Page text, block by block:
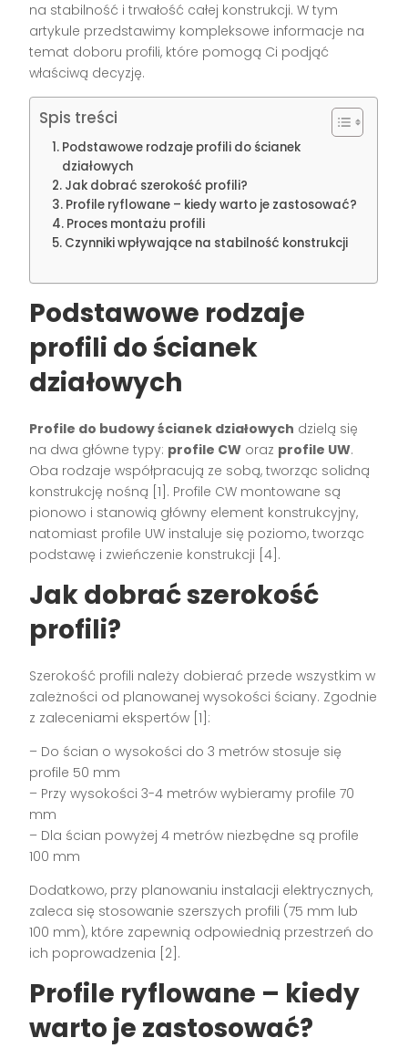
na stabilność i trwałość całej konstrukcji. W tym
artykule przedstawimy kompleksowe informacje na
temat doboru profili, które pomogą Ci podjąć
właściwą decyzję.
Spis treści
Podstawowe rodzaje profili do ścianek
działowych
Jak dobrać szerokość profili?
Profile ryflowane – kiedy warto je zastosować?
Proces montażu profili
Czynniki wpływające na stabilność konstrukcji
Podstawowe rodzaje
profili do ścianek
działowych
Profile do budowy ścianek działowych dzielą się
na dwa główne typy: profile CW oraz profile UW.
Oba rodzaje współpracują ze sobą, tworząc solidną
konstrukcję nośną [1]. Profile CW montowane są
pionowo i stanowią główny element konstrukcyjny,
natomiast profile UW instaluje się poziomo, tworząc
podstawę i zwieńczenie konstrukcji [4].
Jak dobrać szerokość
profili?
Szerokość profili należy dobierać przede wszystkim w
zależności od planowanej wysokości ściany. Zgodnie
z zaleceniami ekspertów [1]:
– Do ścian o wysokości do 3 metrów stosuje się
profile 50 mm
– Przy wysokości 3-4 metrów wybieramy profile 70
mm
– Dla ścian powyżej 4 metrów niezbędne są profile
100 mm
Dodatkowo, przy planowaniu instalacji elektrycznych,
zaleca się stosowanie szerszych profili (75 mm lub
100 mm), które zapewnią odpowiednią przestrzeń do
ich poprowadzenia [2].
Profile ryflowane – kiedy
warto je zastosować?